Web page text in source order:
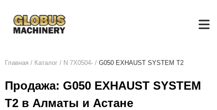
Главная / Каталог / N 7X0504- / G050 EXHAUST SYSTEM T2
Продажа: G050 EXHAUST SYSTEM
T2 в Алматы и Астане